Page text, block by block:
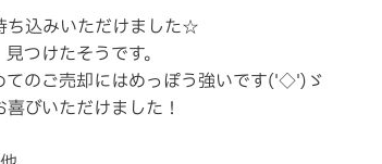
ち込みいただけました☆
つけたそうです。
てのご売却にはめっぽう強いです('◇')ゞ
びいただけました！